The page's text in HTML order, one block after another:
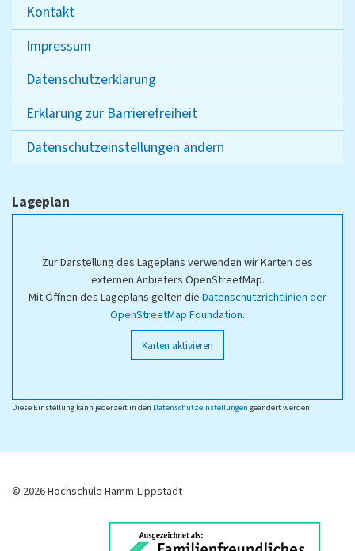
Kontakt
Impressum
Datenschutzerklärung
Erklärung zur Barrierefreiheit
Datenschutzeinstellungen ändern
Lageplan
Zur Darstellung des Lageplans verwenden wir Karten des
externen Anbieters OpenStreetMap.
Mit Öffnen des Lageplans gelten die Datenschutzrichtlinien der
OpenStreetMap Foundation.
Karten aktivieren
Diese Einstellung kann jederzeit in den Datenschutzeinstellungen geändert werden.
© 2026 Hochschule Hamm-Lippstadt